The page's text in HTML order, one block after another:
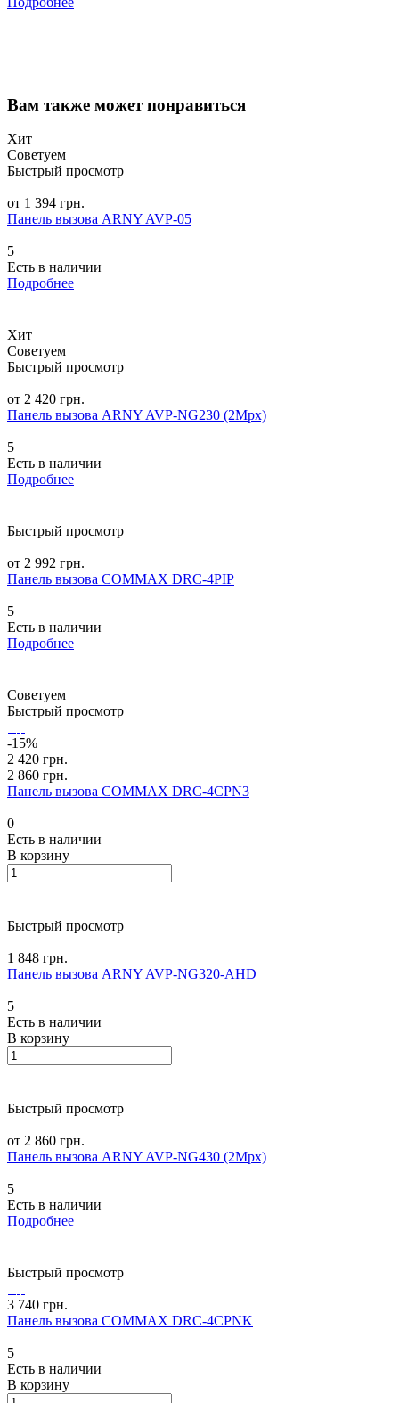
Вам также может понравиться
Хит
Советуем
Быстрый просмотр
от 1 394 грн.
Панель вызова ARNY AVP-05
5
Есть в наличии
Подробнее
Хит
Советуем
Быстрый просмотр
от 2 420 грн.
Панель вызова ARNY AVP-NG230 (2Mpx)
5
Есть в наличии
Подробнее
Быстрый просмотр
от 2 992 грн.
Панель вызова COMMAX DRC-4PIP
5
Есть в наличии
Подробнее
Советуем
Быстрый просмотр
-15%
2 420 грн.
2 860 грн.
Панель вызова COMMAX DRC-4CPN3
0
Есть в наличии
В корзину
Быстрый просмотр
1 848 грн.
Панель вызова ARNY AVP-NG320-AHD
5
Есть в наличии
В корзину
Быстрый просмотр
от 2 860 грн.
Панель вызова ARNY AVP-NG430 (2Mpx)
5
Есть в наличии
Подробнее
Быстрый просмотр
3 740 грн.
Панель вызова COMMAX DRC-4CPNK
5
Есть в наличии
В корзину